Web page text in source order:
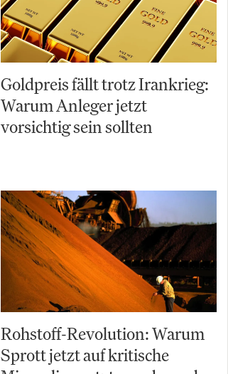
Goldpreis fällt trotz Irankrieg:
Warum Anleger jetzt
vorsichtig sein sollten
Rohstoff-Revolution: Warum
Sprott jetzt auf kritische